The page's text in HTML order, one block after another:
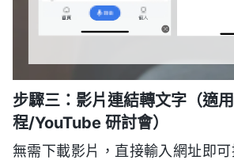
步驟三：影片連結轉文字（適
程/YouTube 研討會）
無需下載影片，直接輸入網址即可